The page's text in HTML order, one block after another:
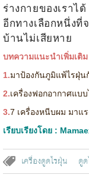
ร่างกายของเราไ
อีกทางเลือกหนึ่ง
บ้านไม่เสียหาย
บทความแนะนำเพิ่มเติม
1.มาป้องกันภูมิแพ้ไรฝุ่น
2.เครื่องฟอกอากาศแบ
3.7 เครื่องหนีบผม มาแ
เรียบเรียงโดย :
เครื่องดูดไรฝุ่น ดู